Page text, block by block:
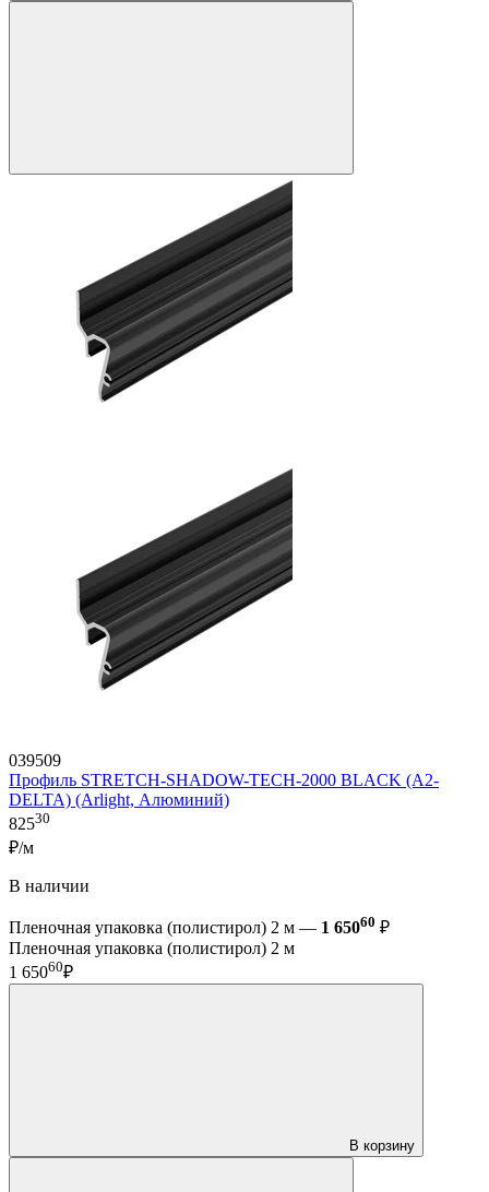
039509
Профиль STRETCH-SHADOW-TECH-2000 BLACK (A2-
DELTA) (Arlight, Алюминий)
82530
₽/м
В наличии
Пленочная упаковка (полистирол) 2 м — 1 65060 ₽
Пленочная упаковка (полистирол) 2 м
1 65060₽
В корзину